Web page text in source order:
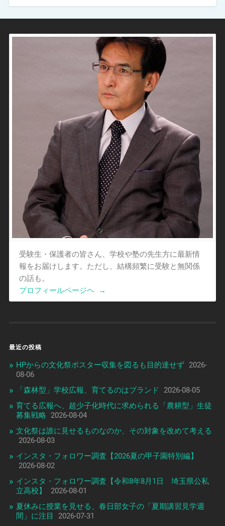
受験生・保護者の皆さん、学校や塾の先生方に最新情
報をお届けします。ただし、結構頻繁に受験と無関係
の話も。
プロフィールページヘ
→
最近の投稿
HPからの文化祭ポスター収集を図るも目的達せず 2026-
08-06
「森林型」学校広報、育てるのはブランド
2026-08-05
育てる広報へ、超少子化時代に求められる「農耕型」生徒
募集戦略
2026-08-04
文化祭は誰に見せるものなのか、その対象を改めて考える
2026-08-03
インスタ・フォロワー調査【2026夏の甲子園特別編】
2026-08-02
インスタ・フォロワー調査【令和8年8月1日 埼玉県公私
立高校】
2026-08-01
夏休みに授業を見せる、春日部女子の「夏期講習見学週
間」に注目
2026-07-31